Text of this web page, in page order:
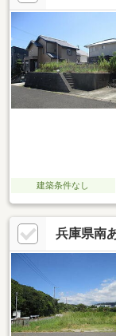
建築条件なし
兵庫県南